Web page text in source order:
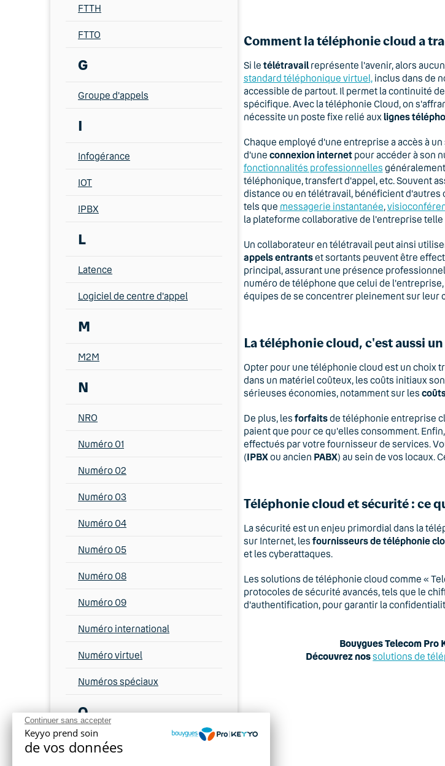
Continuer sans accepter
Keyyo prend soin
de vos données
FTTH
FTTO
G
Groupe d'appels
I
Infogérance
IOT
IPBX
L
Latence
Logiciel de centre d'appel
M
M2M
N
NRO
Numéro 01
Numéro 02
Numéro 03
Numéro 04
Numéro 05
Numéro 08
Numéro 09
Numéro international
Numéro virtuel
Numéros spéciaux
O
OpenVPN
Comment la téléphonie cloud a
Si le télétravailreprésente l'avenir, alors
standard téléphonique virtuel,inclus dans de
accessible de partout. Il permet la continuité
spécifique. Avec la téléphonie Cloud, on
nécessite un poste fixe relié aux lignes
Chaque employé d'une entreprise a accès à
d'une connexion internetpour accéder à son
fonctionnalités professionnelles
téléphonique, transfert d'appel, etc. Souvent
distance ou en télétravail, bénéficient
tels que messagerie instantanée,
la plateforme collaborative de l'entreprise telle
Un collaborateur en télétravail peut ainsi
appels entrantset sortants peuvent être
principal, assurant une présence
numéro de téléphone que celui de
équipes de se concentrer pleinement sur leur
La téléphonie cloud, c'est aussi
Opter pour une téléphonie cloud est un choix
dans un matériel coûteux, les coûts initiaux
sérieuses économies, notamment sur les
De plus, les forfaitsde téléphonie entreprise
paient que pour ce qu'elles consomment.
effectués par votre fournisseur de services.
(IPBXou ancien PABX) au sein de vos locaux.
Téléphonie cloud et sécurité : ce
La sécurité est un enjeu primordial dans la
sur Internet, les fournisseurs de téléphonie
et les cyberattaques.
Les solutions de téléphonie cloud comme «
protocoles de sécurité avancés, tels que le
d'authentification, pour garantir la
Bouygues Telecom Pro
Découvrez nossolutions de